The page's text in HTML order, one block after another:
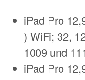
iPad Pro
) WiFi; 32,
1009 und
iPad Pro